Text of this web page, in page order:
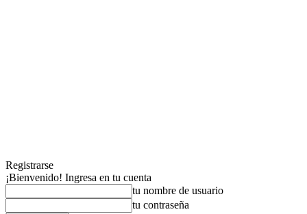
Registrarse
¡Bienvenido! Ingresa en tu cuenta
tu nombre de usuario
tu contraseña